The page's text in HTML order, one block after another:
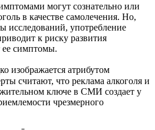
могут сознательно или
в качестве самолечения. Но,
исследований, употребление
к риску развития
ее симптомы.
изображается атрибутом
считают, что реклама алкоголя и
ключе в СМИ создает у
чрезмерного